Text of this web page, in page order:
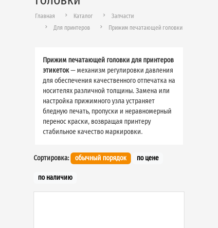
Главная Каталог
Запчасти
Для принтеров
Прижим печатающей головки
Прижим печатающей головки для принтеров
этикеток— механизм регулировки давления
для обеспечения качественного отпечатка на
носителях различной толщины. Замена или
настройка прижимного узла устраняет
бледную печать, пропуски и неравномерный
перенос краски, возвращая принтеру
стабильное качество маркировки.
Сортировка: обычный порядок по цене
по наличию